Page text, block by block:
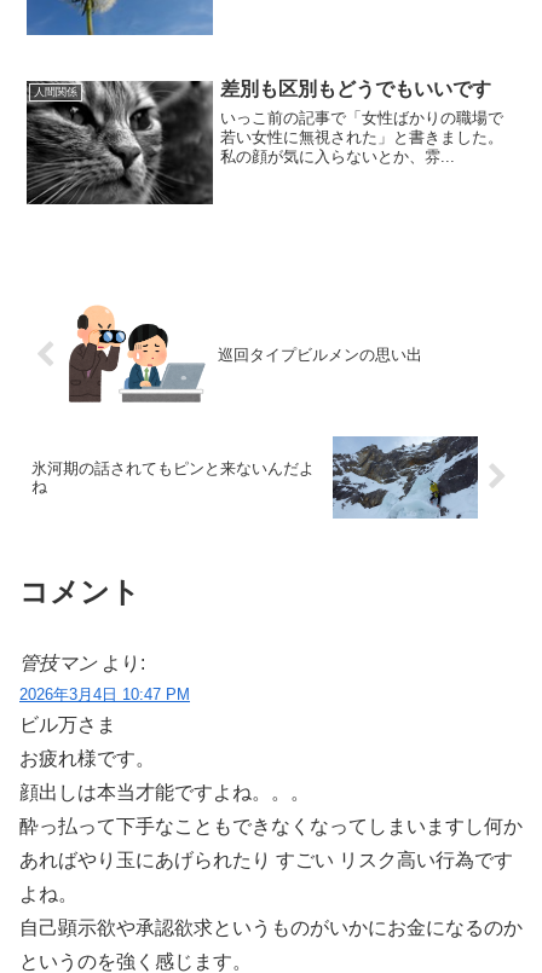
人間関係 差別も区別もどうでもいいです
いっこ前の記事で「女性ばかりの職場で
若い女性に無視された」と書きました。
私の顔が気に入らないとか、雰...
巡回タイプビルメンの思い出
氷河期の話されてもピンと来ないんだよ
ね
コメント
管技マン より:
2026年3月4日 10:47 PM
ビル万さま
お疲れ様です。
顔出しは本当才能ですよね。。。
酔っ払って下手なこともできなくなってしまいますし何か
あればやり玉にあげられたり すごい リスク高い行為です
よね。
自己顕示欲や承認欲求というものがいかにお金になるのか
というのを強く感じます。